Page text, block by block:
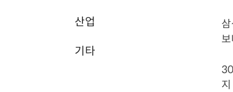
산업
기타